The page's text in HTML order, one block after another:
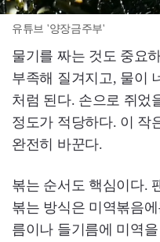
유튜브 '양장금주부'
물기를 짜는 것도 중요
부족해 질겨지고, 물이
처럼 된다. 손으로 쥐었
정도가 적당하다. 이 작
완전히 바꾼다.
볶는 순서도 핵심이다.
볶는 방식은 미역볶음
름이나 들기름에 미역